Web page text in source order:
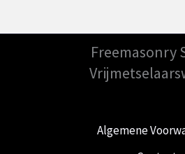
Freemasonry
Algemene